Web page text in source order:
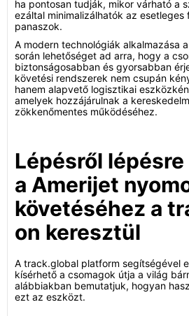
ha pontosan tudják, mikor várható a
ezáltal minimalizálhatók az
panaszok.
A modern technológiák alkalmazása
során lehetőséget ad arra, hogy a
biztonságosabban és gyorsabban
követési rendszerek nem csupán
hanem alapvető logisztikai
amelyek hozzájárulnak a
zökkenőmentes működéséhez.
Lépésről
a Amerijet
követéséhez a
on keresztül
A track.global platform segítségével
kísérhető a csomagok útja a világ
alábbiakban bemutatjuk, hogyan
ezt az eszközt.